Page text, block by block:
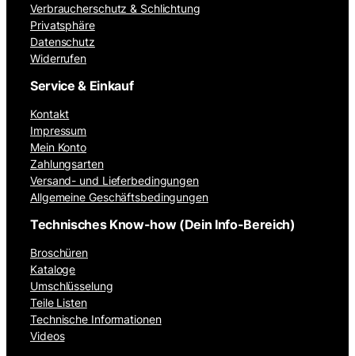
Verbraucherschutz & Schlichtung
Privatsphäre
Datenschutz
Widerrufen
Service & Einkauf
Kontakt
Impressum
Mein Konto
Zahlungsarten
Versand- und Lieferbedingungen
Allgemeine Geschäftsbedingungen
Technisches Know-how (Dein Info-Bereich)
Broschüren
Kataloge
Umschlüsselung
Teile Listen
Technische Informationen
Videos